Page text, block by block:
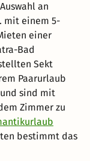
an
mit einem 5-
einer
Bad
Sekt
Paarurlaub
sind mit
Zimmer zu
bestimmt das